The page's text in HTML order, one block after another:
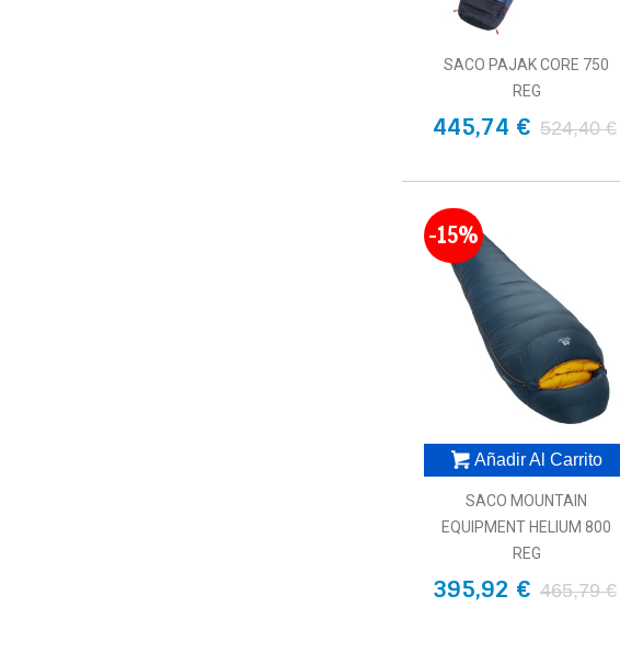
SACO PAJAK CORE 750
REG
445,74 € 524,40 €
-15%
Añadir Al Carrito
SACO MOUNTAIN
EQUIPMENT HELIUM 800
REG
395,92 € 465,79 €